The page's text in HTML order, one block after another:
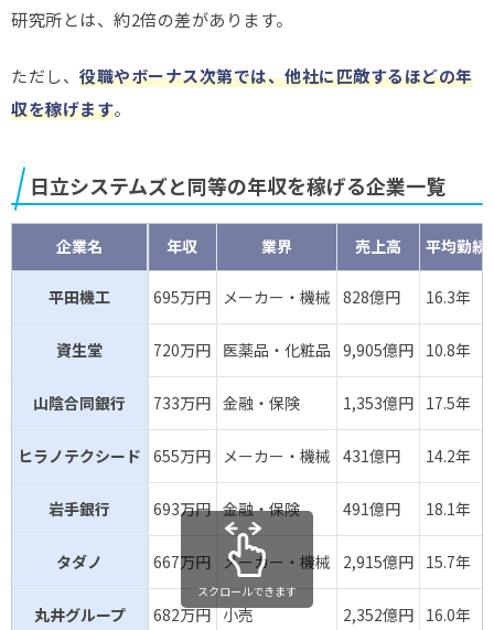
研究所とは、約2倍の差があります。
ただし、 役職やボーナス次第では、他社に匹敵するほどの年
収を稼げます。
日立システムズと同等の年収を稼げる企業一覧
企業名 年収 業界 売上高 平均勤続
平田機工 695万円 メーカー・機械 828億円 16.3年
資生堂 720万円 医薬品・化粧品 9,905億円 10.8年
山陰合同銀行 733万円 金融・保険 1,353億円 17.5年
ヒラノテクシード 655万円 メーカー・機械 431億円 14.2年
岩手銀行 693万円 金融・保険 491億円 18.1年
タダノ 667万円 メーカー・機械 2,915億円 15.7年
丸井グループ 682万円 小売 2,352億円 16.0年
スクロールできます